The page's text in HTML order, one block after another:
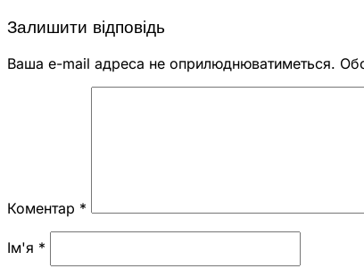
Залишити відповідь
Ваша e-mail адреса не оприлюднюватиметься.
Коментар *
Ім'я *